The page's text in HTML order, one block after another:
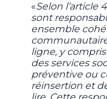
«Selon l’article
sont
ensemble
ligne, y
des services
préventive ou
réinsertion et